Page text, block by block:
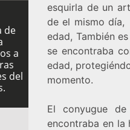
de
a
del
esquirla de un
de el mismo día,
edad, También
se encontraba
edad,
momento.
El conyugue
encontraba en la